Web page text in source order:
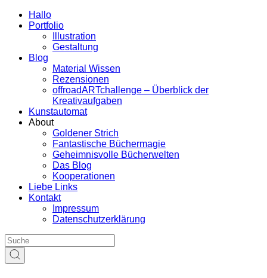
Hallo
Portfolio
Illustration
Gestaltung
Blog
Material Wissen
Rezensionen
offroadARTchallenge – Überblick der
Kreativaufgaben
Kunstautomat
About
Goldener Strich
Fantastische Büchermagie
Geheimnisvolle Bücherwelten
Das Blog
Kooperationen
Liebe Links
Kontakt
Impressum
Datenschutzerklärung